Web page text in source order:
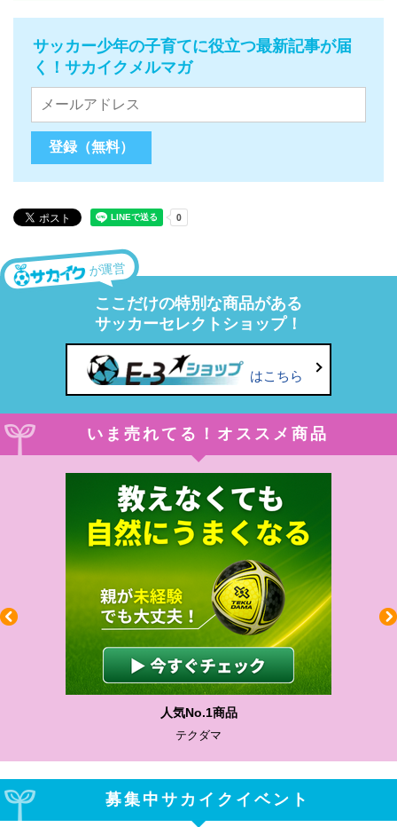
サッカー少年の子育てに役立つ最新記事が届
く！サカイクメルマガ
が運営
ここだけの特別な商品がある
サッカーセレクトショップ！
はこちら
いま売れてる！オススメ商品
人気No.1商品
テクダマ
募集中サカイクイベント